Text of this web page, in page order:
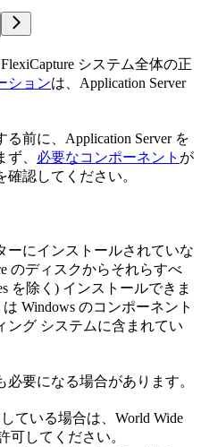
システム全体の正
ションは、Application Server
前に、Application Server を
、 必要なコンポーネント が
認してください。
ーにインストールされていな
のディスクからそれらすべ
を除く) インストールできま
は Windows のコンポーネント
ング システムに含まれてい
要になる場合があります。
ている場合は、World Wide
可してください。